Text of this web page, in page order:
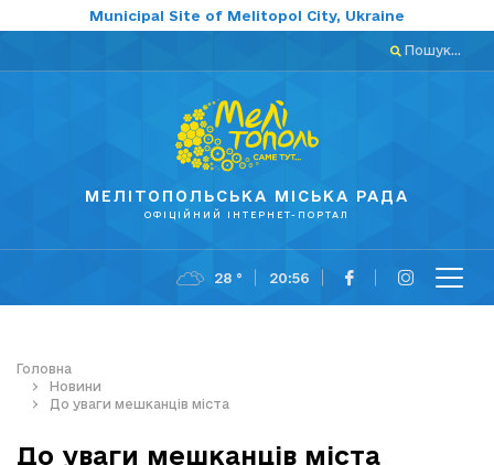
Municipal Site of Melitopol City, Ukraine
Пошук...
МЕЛІТОПОЛЬСЬКА МІСЬКА РАДА
ОФІЦІЙНИЙ ІНТЕРНЕТ-ПОРТАЛ
28 ° 20:56
Головна
Новини
До уваги мешканців міста
До уваги мешканців міста